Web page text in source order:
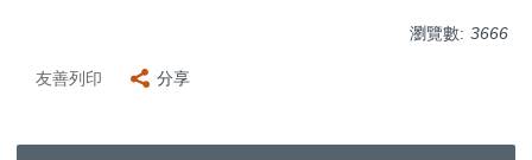
瀏覽數: 3666
友善列印 分享